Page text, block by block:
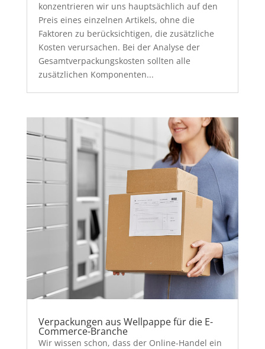
konzentrieren wir uns hauptsächlich auf den
Preis eines einzelnen Artikels, ohne die
Faktoren zu berücksichtigen, die zusätzliche
Kosten verursachen. Bei der Analyse der
Gesamtverpackungskosten sollten alle
zusätzlichen Komponenten...
Verpackungen aus Wellpappe für die E-
Commerce-Branche
Wir wissen schon, dass der Online-Handel ein